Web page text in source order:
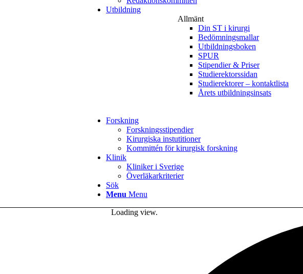
Utbildning
Allmänt
Din ST i kirurgi
Bedömningsmallar
Utbildningsboken
SPUR
Stipendier & Priser
Studierektorssidan
Studierektorer – kontaktlista
Årets utbildningsinsats
Forskning
Forskningsstipendier
Kirurgiska instutitioner
Kommittén för kirurgisk forskning
Klinik
Kliniker i Sverige
Överläkarkriterier
Sök
Menu Menu
Loading view.